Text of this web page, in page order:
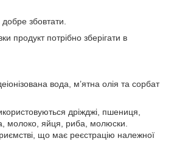
збовтати.
продукт потрібно зберігати в
вода, м’ятна олія та сорбат
дріжджі, пшениця,
молоко, яйця, риба, молюски.
що має реєстрацію належної